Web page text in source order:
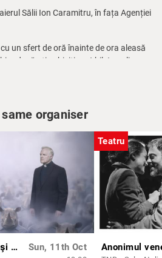
Sălii Ion Caramitru, în fața Agenției
un sfert de oră înainte de ora aleasă
dacă ați achiziționat bilete online.
prealabile între orele 10.00 – 14.00
Corpaci) poate fi programat un tur
organiser
Despre oameni, doctori şi rinoceri Sun, 11th Oct
Teatru
Anonimul